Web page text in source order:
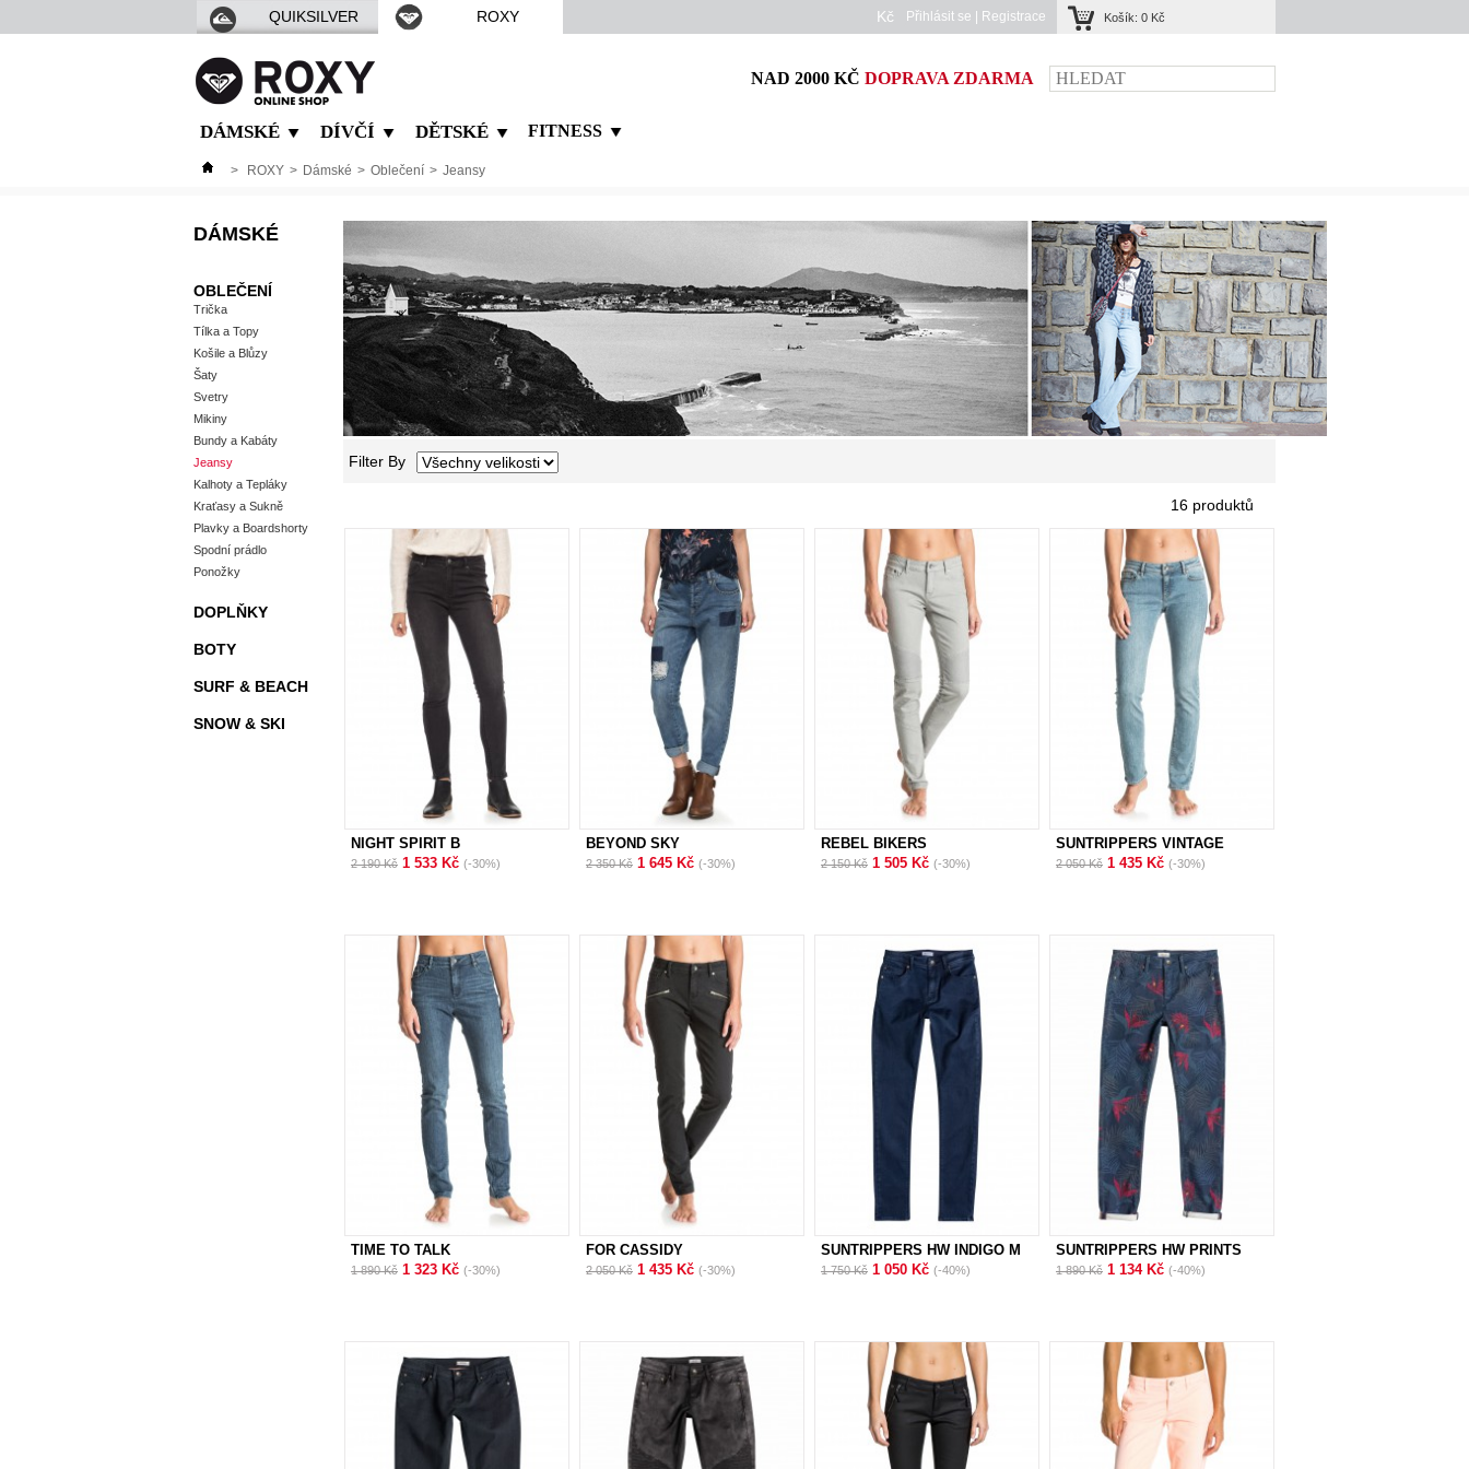
QUIKSILVER ROXY Košík: 0 Kč
Přihlásit se Registrace
Kč
DÁMSKÉ DÍVČÍ DĚTSKÉ FITNESS
NAD 2000 KČ DOPRAVA ZDARMA
> ROXY > Dámské > Oblečení > Jeansy
DÁMSKÉ
OBLEČENÍ
Trička
Tílka a Topy
Košile a Blůzy
Šaty
Svetry
Mikiny
Bundy a Kabáty
Jeansy
Kalhoty a Tepláky
Kraťasy a Sukně
Plavky a Boardshorty
Spodní prádlo
Ponožky
DOPLŇKY
BOTY
SURF & BEACH
SNOW & SKI
Filter By
16 produktů
NIGHT SPIRIT B
2 190 Kč 1 533 Kč (-30%)
BEYOND SKY
2 350 Kč 1 645 Kč (-30%)
REBEL BIKERS
2 150 Kč 1 505 Kč (-30%)
SUNTRIPPERS VINTAGE
WASH
2 050 Kč 1 435 Kč (-30%)
TIME TO TALK
1 890 Kč 1 323 Kč (-30%)
FOR CASSIDY
2 050 Kč 1 435 Kč (-30%)
SUNTRIPPERS HW INDIGO M
1 750 Kč 1 050 Kč (-40%)
SUNTRIPPERS HW PRINTS
1 890 Kč 1 134 Kč (-40%)